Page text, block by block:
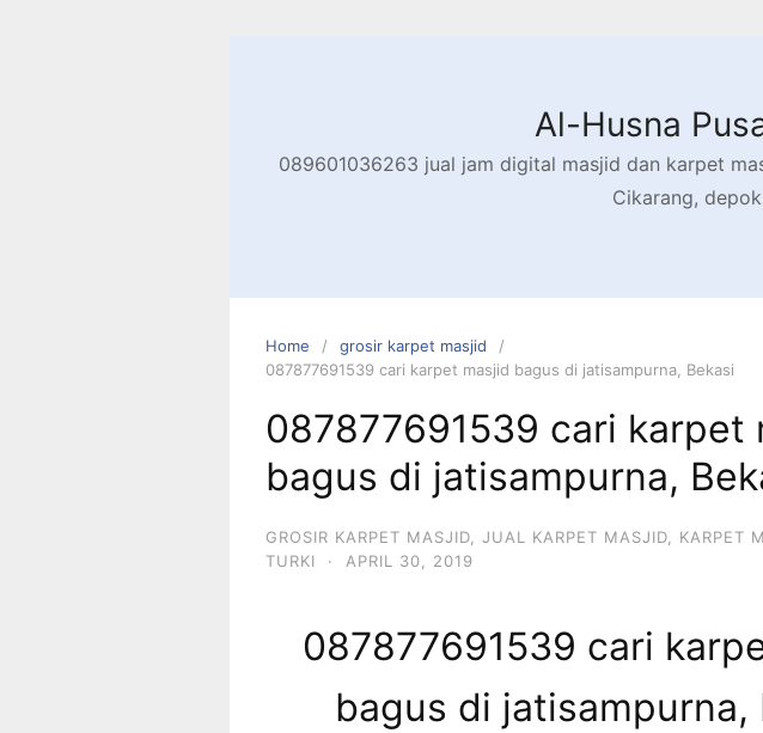
Al-Husna
089601036263 jual jam digital masjid dan karpet
Cikarang,
Home
grosir karpet masjid
087877691539 cari karpet masjid bagus di jatisampurna, Bekasi
087877691539 cari karpet
bagus di jatisampurna,
GROSIR KARPET MASJID JUAL KARPET MASJID
KARPET
TURKI
· APRIL 30, 2019
087877691539 cari
bagus di jatisampurna,